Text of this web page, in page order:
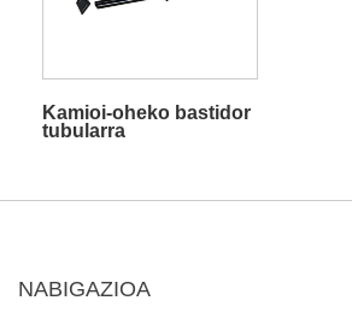
Kamioi-oheko bastidor
tubularra
NABIGAZIOA